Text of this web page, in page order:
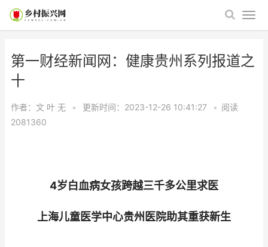
第一财经新闻网：健康贵州系列报道之
十
作者：文 叶 无 • 更新时间：2023-12-26 10:41:27 • 阅读
2081360
4岁白血病女孩跨越三千多公里求医
上海儿童医学中心贵州医院助其重获新生